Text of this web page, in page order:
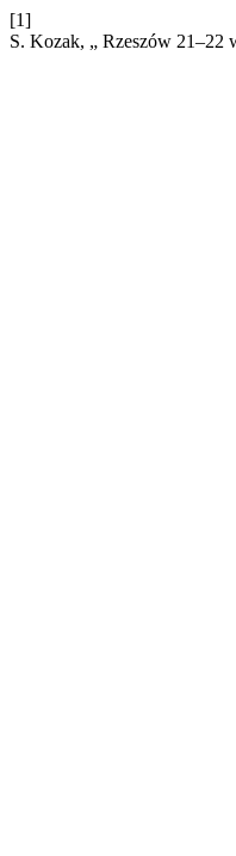
[1]
S. Kozak, „ Rzeszów 21–22